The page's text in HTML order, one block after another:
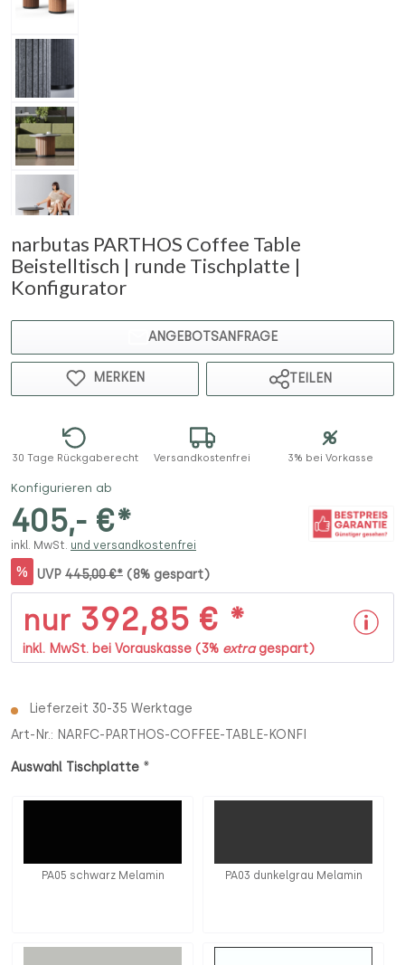
narbutas PARTHOS Coffee Table
Beistelltisch | runde Tischplatte |
Konfigurator
ANGEBOTSANFRAGE
MERKEN TEILEN
30 Tage Rückgaberecht Versandkostenfrei 3% bei Vorkasse
Konfigurieren ab
405,- €*
inkl. MwSt. und versandkostenfrei
% UVP 445,00 €* (8% gespart)
nur 392,85 € *
inkl. MwSt. bei Vorauskasse (3% extragespart)
Lieferzeit 30-35 Werktage
Art-Nr.: NARFC-PARTHOS-COFFEE-TABLE-KONFI
Auswahl Tischplatte *
PA05 schwarz Melamin PA03 dunkelgrau Melamin